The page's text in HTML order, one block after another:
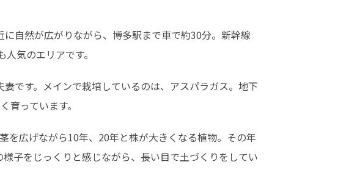
自然が広がりながら、博多駅まで車で約30分。新幹線
気のエリアです。
です。メインで栽培しているのは、アスパラガス。地下
っています。
を広げながら10年、20年と株が大きくなる植物。その年
子をじっくりと感じながら、長い目で土づくりをしてい